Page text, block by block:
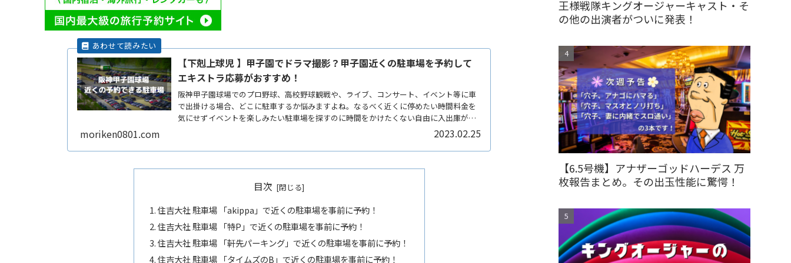
【下剋上球児 】甲子園でドラマ撮影？甲子園近くの駐車場を予約して
エキストラ応募がおすすめ！
阪神甲子園球場でのプロ野球、高校野球観戦や、ライブ、コンサート、イベント等に車
で出掛ける場合、どこに駐車するか悩みますよね。なるべく近くに停めたい時間料金を
気にせずイベントを楽しみたい駐車場を探すのに時間をかけたくない自由に入出庫がし
moriken0801.com 2023.02.25
目次
住吉大社 駐車場 「akippa」で近くの駐車場を事前に予約！
住吉大社 駐車場 「特P」で近くの駐車場を事前に予約！
住吉大社 駐車場 「軒先パーキング」で近くの駐車場を事前に予約！
住吉大社 駐車場 「タイムズのB」で近くの駐車場を事前に予約！
王様戦隊キングオージャーキャスト・そ
の他の出演者がついに発表！
【6.5号機】アナザーゴッドハーデス 万
枚報告まとめ。その出玉性能に驚愕！